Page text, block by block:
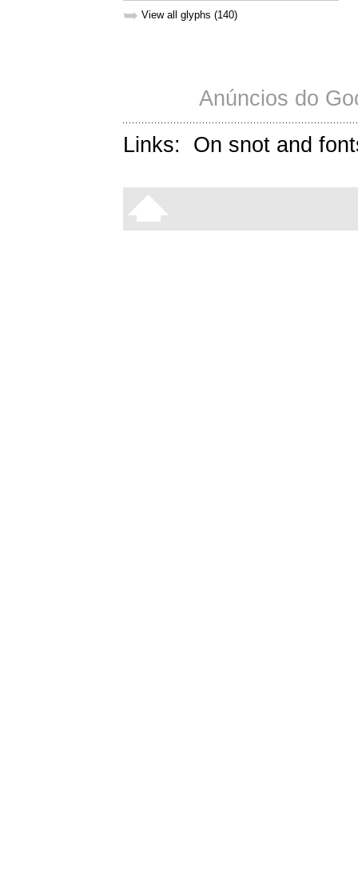
➥ View all glyphs (140)
Anúncios do
Links: On snot and